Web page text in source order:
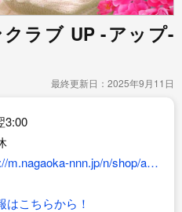
ラブ UP -アップ-
最終更新日：2025年9月11日
3:00
nnn.jp/n/shop/area-117/7341/
はこちらから！